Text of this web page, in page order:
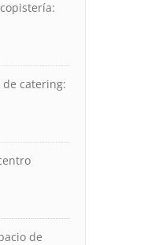
catering:
de